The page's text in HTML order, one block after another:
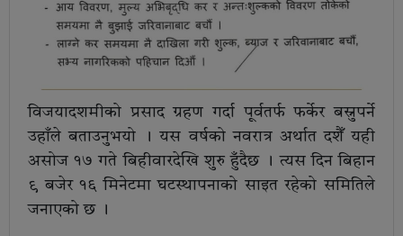
विजयादशमीको प्रसाद ग्रहण गर्दा पूर्वतर्फ फर्केर बस्नुपर्ने
उहाँले बताउनुभयो । यस वर्षको नवरात्र अर्थात दशैँ यही
असोज १७ गते बिहीवारदेखि शुरु हुँदैछ । त्यस दिन बिहान
९ बजेर १६ मिनेटमा घटस्थापनाको साइत रहेको समितिले
जनाएको छ ।